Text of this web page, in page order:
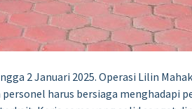
2 Januari 2025. Operasi Lilin
harus bersiaga